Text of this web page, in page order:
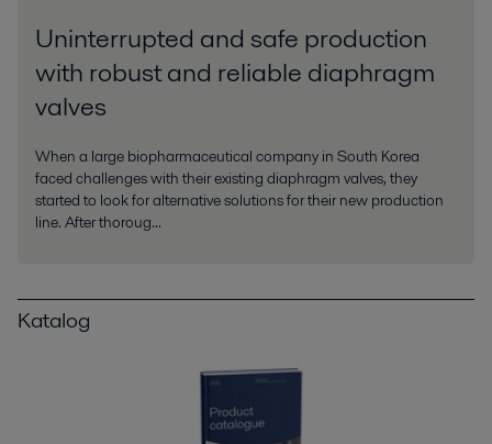
Uninterrupted and safe production
with robust and reliable diaphragm
valves
When a large biopharmaceutical company in South Korea
faced challenges with their existing diaphragm valves, they
started to look for alternative solutions for their new production
line. After thoroug...
Katalog